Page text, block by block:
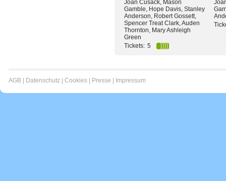
Joan Cusack, Mason
Gamble, Hope Davis, Stanley
Anderson, Robert Gossett,
Spencer Treat Clark, Auden
Thornton, Mary Ashleigh
Green
Tickets: 5
AGB Datenschutz Cookies Presse Impressum